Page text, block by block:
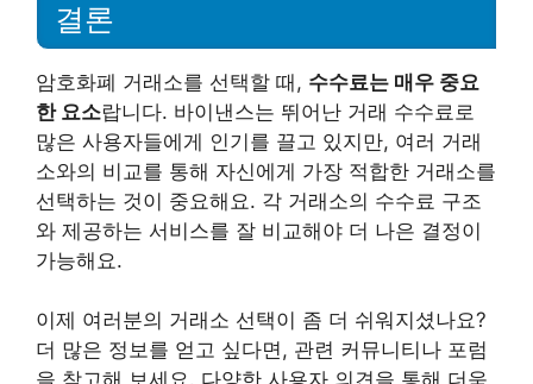
결론
암호화폐 거래소를 선택할 때, 수수료는 매우 중요
한 요소랍니다. 바이낸스는 뛰어난 거래 수수료로
많은 사용자들에게 인기를 끌고 있지만, 여러 거래
소와의 비교를 통해 자신에게 가장 적합한 거래소를
선택하는 것이 중요해요. 각 거래소의 수수료 구조
와 제공하는 서비스를 잘 비교해야 더 나은 결정이
가능해요.
이제 여러분의 거래소 선택이 좀 더 쉬워지셨나요?
더 많은 정보를 얻고 싶다면, 관련 커뮤니티나 포럼